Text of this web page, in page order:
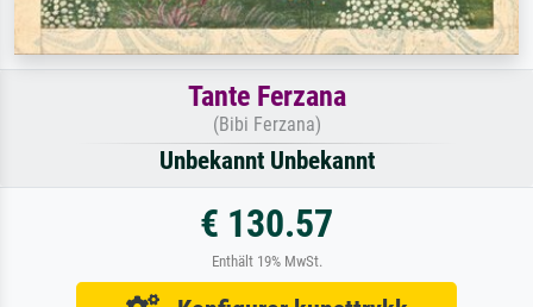
Tante Ferzana
(Bibi Ferzana)
Unbekannt Unbekannt
€ 130.57
Enthält 19% MwSt.